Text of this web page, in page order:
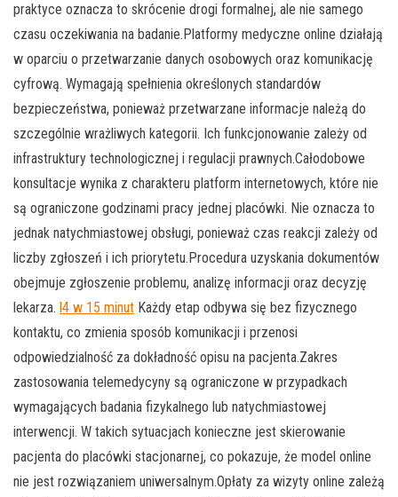
praktyce oznacza to skrócenie drogi formalnej, ale nie samego
czasu oczekiwania na badanie.Platformy medyczne online działają
w oparciu o przetwarzanie danych osobowych oraz komunikację
cyfrową. Wymagają spełnienia określonych standardów
bezpieczeństwa, ponieważ przetwarzane informacje należą do
szczególnie wrażliwych kategorii. Ich funkcjonowanie zależy od
infrastruktury technologicznej i regulacji prawnych.Całodobowe
konsultacje wynika z charakteru platform internetowych, które nie
są ograniczone godzinami pracy jednej placówki. Nie oznacza to
jednak natychmiastowej obsługi, ponieważ czas reakcji zależy od
liczby zgłoszeń i ich priorytetu.Procedura uzyskania dokumentów
obejmuje zgłoszenie problemu, analizę informacji oraz decyzję
lekarza. l4 w 15 minut Każdy etap odbywa się bez fizycznego
kontaktu, co zmienia sposób komunikacji i przenosi
odpowiedzialność za dokładność opisu na pacjenta.Zakres
zastosowania telemedycyny są ograniczone w przypadkach
wymagających badania fizykalnego lub natychmiastowej
interwencji. W takich sytuacjach konieczne jest skierowanie
pacjenta do placówki stacjonarnej, co pokazuje, że model online
nie jest rozwiązaniem uniwersalnym.Opłaty za wizyty online zależą